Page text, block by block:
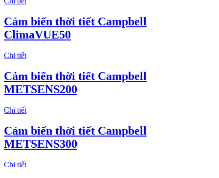
Cảm biến thời tiết Campbell
ClimaVUE50
Chi tiết
Cảm biến thời tiết Campbell
METSENS200
Chi tiết
Cảm biến thời tiết Campbell
METSENS300
Chi tiết